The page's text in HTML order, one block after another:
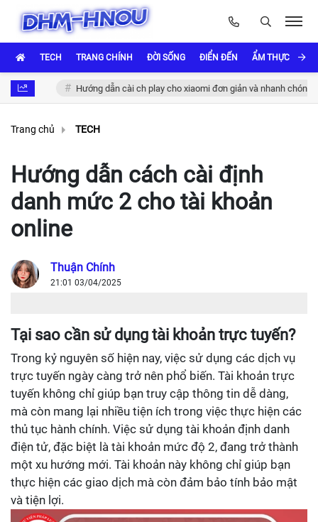
TECH TRANG CHÍNH ĐỜI SỐNG ĐIỂN ĐẾN ẨM THỰC VÀ
Hướng dẫn cài ch play cho xiaomi đơn giản và nhanh chóng
Trang chủ TECH
Hướng dẫn cách cài định
danh mức 2 cho tài khoản
online
Thuận Chính
21:01 03/04/2025
Tại sao cần sử dụng tài khoản trực tuyến?
Trong kỷ nguyên số hiện nay, việc sử dụng các dịch vụ
trực tuyến ngày càng trở nên phổ biến. Tài khoản trực
tuyến không chỉ giúp bạn truy cập thông tin dễ dàng,
mà còn mang lại nhiều tiện ích trong việc thực hiện các
thủ tục hành chính. Việc sử dụng tài khoản định danh
điện tử, đặc biệt là tài khoản mức độ 2, đang trở thành
một xu hướng mới. Tài khoản này không chỉ giúp bạn
thực hiện các giao dịch mà còn đảm bảo tính bảo mật
và tiện lợi.